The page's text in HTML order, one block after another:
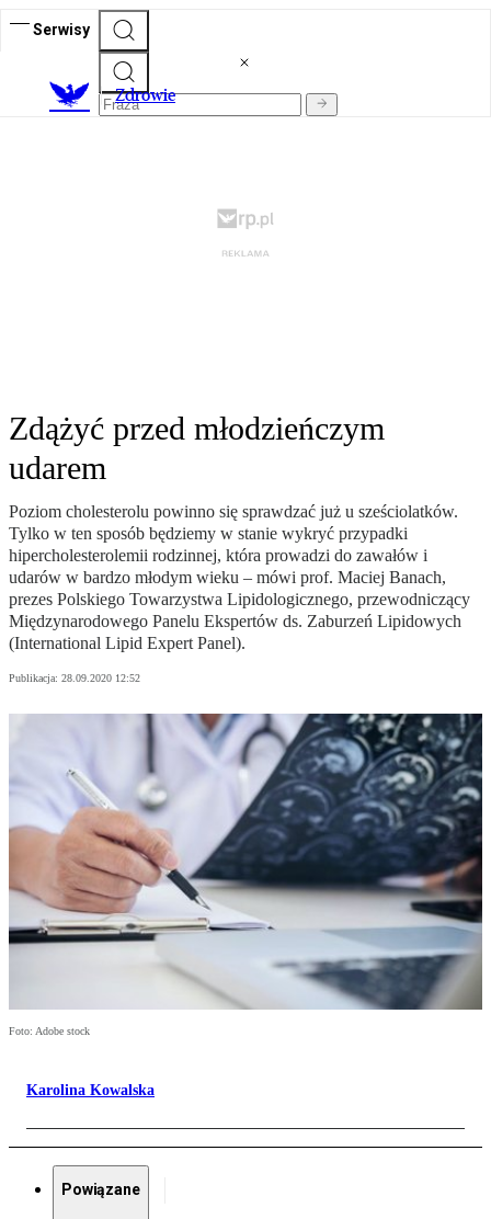
Serwisy
Zdrowie
Zdążyć przed młodzieńczym
udarem
Poziom cholesterolu powinno się sprawdzać już u sześciolatków.
Tylko w ten sposób będziemy w stanie wykryć przypadki
hipercholesterolemii rodzinnej, która prowadzi do zawałów i
udarów w bardzo młodym wieku – mówi prof. Maciej Banach,
prezes Polskiego Towarzystwa Lipidologicznego, przewodniczący
Międzynarodowego Panelu Ekspertów ds. Zaburzeń Lipidowych
(International Lipid Expert Panel).
Publikacja: 28.09.2020 12:52
Foto: Adobe stock
Karolina Kowalska
Powiązane